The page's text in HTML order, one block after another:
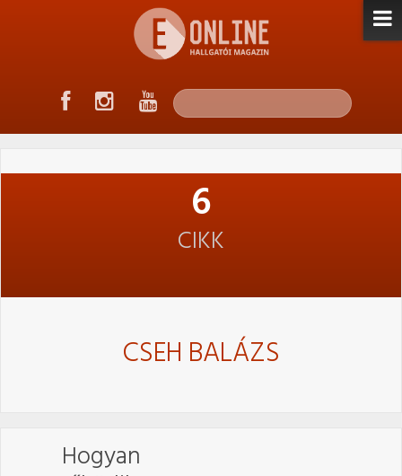
6
CIKK
CSEH BALÁZS
Hogyan